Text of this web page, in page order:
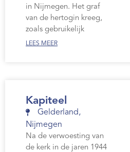
Webshop
in Nijmegen. Het graf
van de hertogin kreeg,
zoals gebruikelijk
LEES MEER
Kapiteel
Gelderland,
Nijmegen
Na de verwoesting van
de kerk in de jaren 1944